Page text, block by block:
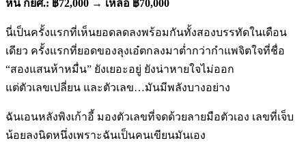
หนี้ กยศ.: ฿72,000 → เหลือ ฿70,000
นี่เป็นครั้งแรกที่เห็นยอดลดลงพร้อมกันทั้งสองบรรทัดในเดือน
เดียว ครั้งแรกที่ยอดของลุงเอ๋ตกลงมาต่ำกว่ากำแพจิตใจที่ชื่อ
“สองแสนห้าหมื่น” ยังเยอะอยู่ ยังน่าหายใจไม่ออก
แต่ตัวเลขเปลี่ยน และตัวเลข…มันมีพลังบางอย่าง
ฉันเอนหลังพิงเก้าอี้ มองตัวเลขที่จดด้วยลายมือตัวเอง เลขที่เจ็บ
น้อยลงนิดหนึ่งเพราะฉันเป็นคนเขียนมันเอง